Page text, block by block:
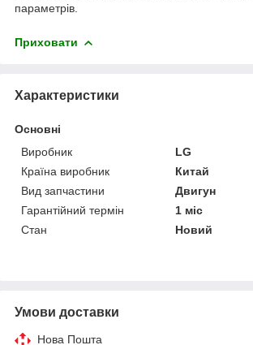
параметрів.
Приховати
Характеристики
Основні
Виробник
LG
Країна виробник
Китай
Вид запчастини
Двигун
Гарантійний термін
1 міс
Стан
Новий
Умови доставки
Нова Пошта